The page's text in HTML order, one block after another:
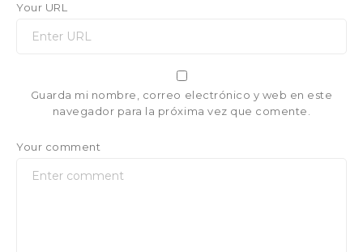
Your URL
Guarda mi nombre, correo electrónico y web en este
navegador para la próxima vez que comente.
Your comment